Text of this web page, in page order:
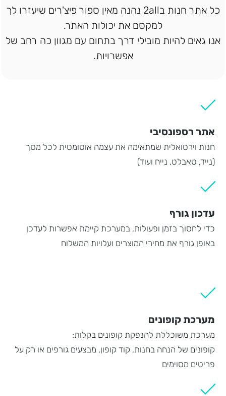
כל אתר חנות ב2all נהנה מאין ספור פיצ'רים שיעזרו לך
למקסם את יכולות האתר.
אנו גאים להיות מובילי דרך בתחום עם מגוון כה רחב של
אפשרויות.
אתר רספונסיבי
חנות וירטואלית שמתאימה את עצמה אוטומטית לכל מסך
(נייד, טאבלט, נייח ועוד)
עדכון גורף
כדי לחסוך בזמן ופעולות, במערכת קיימת אפשרות לעדכן
באופן גורף את מחירי המוצרים ועלויות המשלוח
מערכת קופונים
מערכת משוכללת להנפקת קופונים בקלות:
קופונים של הנחה בחנות, קוד קופון, מבצעים גורפים או רק על
פריטים מסוימים